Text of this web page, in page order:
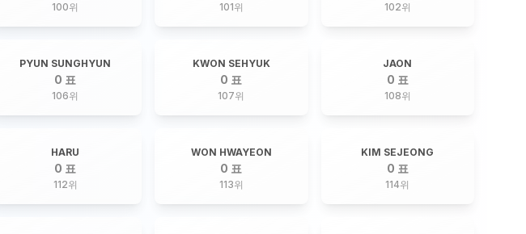
100위 101위 102위
PYUN SUNGHYUN
0 표
106위
KWON SEHYUK
0 표
107위
JAON
0 표
108위
HARU
0 표
112위
WON HWAYEON
0 표
113위
KIM SEJEONG
0 표
114위